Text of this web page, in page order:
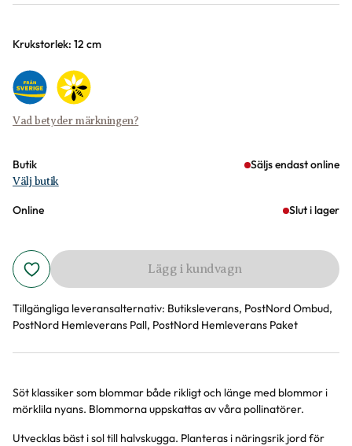
Varianter
Krukstorlek: 12 cm
Vad betyder märkningen?
Butik Säljs endast online
Välj butik
Online Slut i lager
Lägg i kundvagn
Tillgängliga leveransalternativ: Butiksleverans, PostNord Ombud,
PostNord Hemleverans Pall, PostNord Hemleverans Paket
Produktinformation
Söt klassiker som blommar både rikligt och länge med blommor i
mörklila nyans. Blommorna uppskattas av våra pollinatörer.
Utvecklas bäst i sol till halvskugga. Planteras i näringsrik jord för